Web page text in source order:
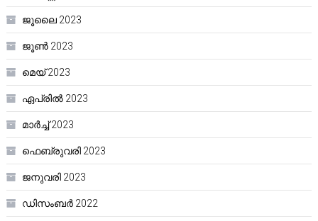
ജൂലൈ 2023
ജൂൺ 2023
മെയ്‌ 2023
ഏപ്രിൽ 2023
മാർച്ച്‌ 2023
ഫെബ്രുവരി 2023
ജനുവരി 2023
ഡിസംബർ 2022